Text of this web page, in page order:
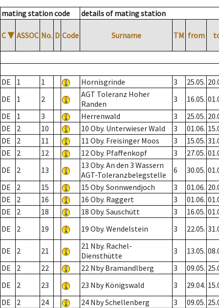
mating station code details of mating station
C ▼ ASSOC No. D Code Surname TM from
DE 1 1 Hornisgrinde 3 25.05.
DE
1 2
AGT Toleranz Hoher
Randen
3 16.05.
DE
1 3 Herrenwald 3 25.05.
DE
2 10 10 Oby. Unterwieser Wald 3 01.06.
DE
2 11 11 Oby. Freisinger Moos 3 15.05.
DE
2 12 12 Oby. Pfaffenkopf 3 27.05.
DE
2 13
13 Oby. An den 3 Wassern
AGT-Toleranzbelegstelle
6 30.05.
DE
2 15 15 Oby. Sonnwendjoch 3 01.06.
DE
2 16 16 Oby. Raggert 3 01.06.
DE
2 18 18 Oby. Sauschütt 3 16.05.
DE
2 19 19 Oby. Wendelstein 3 22.05.
DE 2 21
21 Nby. Rachel-
Diensthütte
3 13.05.
DE
2 22 22 Nby Bramandlberg 3 09.05.
DE
2 23 23 Nby Königswald 3 29.04.
DE
2 24 24 Nby Schellenberg 3 09.05.